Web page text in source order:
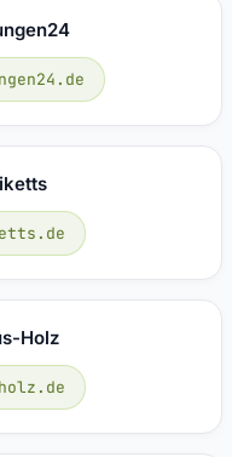
Holz